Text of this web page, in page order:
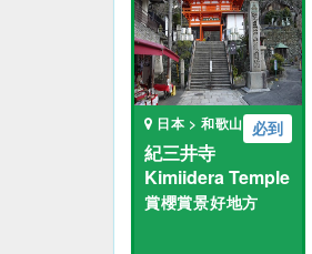
必到
日本 > 和歌山
紀三井寺
Kimiidera Temple
賞櫻賞景好地方